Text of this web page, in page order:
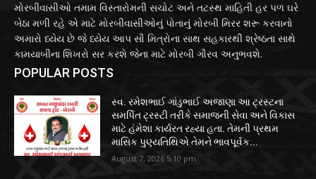
મોરબીવાસીઓ તમામ વિસ્તારોમની સચોટ અને તટસ્થ માહિતી હર પળ ઘરે
બેઠા મળી રહે એ માટે મોરબીવાસીઓનું પોતાનું મોરબી મિરર શરૂ કરવાનો
અમારો ધ્યેય છે જે ધ્યેય આપ સૌ મિત્રોના સાથ સહકારથી શ્રેષ્ઠતા સાથે
કામયાબીના શિખરો સર કરશે જેના માટે મોરબી ગૌરવ અનુભવશે.
POPULAR POSTS
સ્વ. રમેશભાઈ ગાંડુભાઈ અજાણા આ ટ્રસ્ટના
સમર્પિત ટ્રસ્ટી તરીકે સમાજની સેવા અને વિકાસ
માટે હંમેશા કાર્યરત રહ્યા હતા. તેમની પ્રથમ
માસિક પુણ્યતિથિએ તેમને ભાવપૂર્વક...
August 7, 2026 5:10 pm